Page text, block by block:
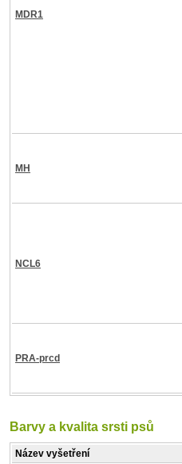
MDR1
MH
NCL6
PRA-prcd
Barvy a kvalita srsti psů
Název vyšetření